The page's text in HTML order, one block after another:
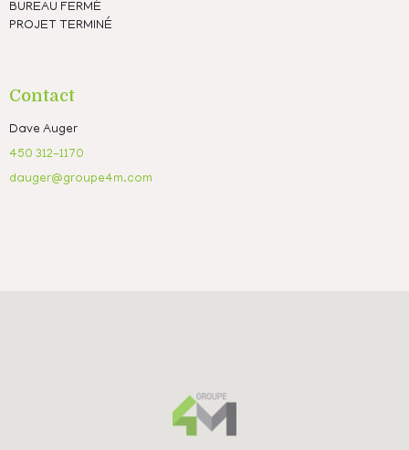
BUREAU FERMÉ
PROJET TERMINÉ
Contact
Dave Auger
450 312-1170
dauger@groupe4m.com